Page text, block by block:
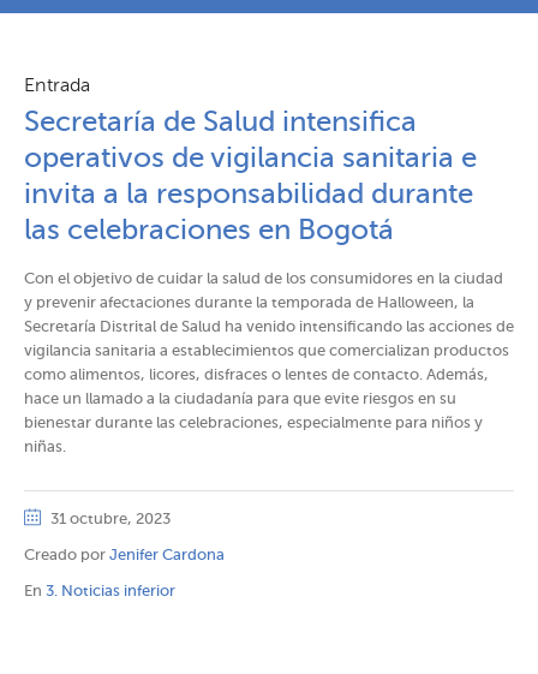
Entrada
Secretaría de Salud intensifica
operativos de vigilancia sanitaria e
invita a la responsabilidad durante
las celebraciones en Bogotá​​
Con el objetivo de cuidar la salud de los consumidores en la ciudad
y prevenir afectaciones durante la temporada de Halloween, la
Secretaría Distrital de Salud ha venido intensificando las acciones de
vigilancia sanitaria a establecimientos que comercializan productos
como alimentos, licores, disfraces o lentes de contacto. Además,
hace un llamado a la ciudadanía para que evite riesgos en su
bienestar durante las celebraciones, especialmente para niños y
niñas.
31 octubre, 2023
Creado por Jenifer Cardona
En 3. Noticias inferior